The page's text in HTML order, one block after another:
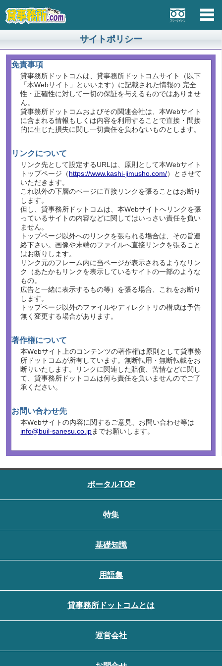
サイトポリシー
免責事項
貸事務所ドットコムは、貸事務所ドットコムサイト（以下
「本Webサイト」といいます）に記載された情報の 完全
性・正確性に対して一切の保証を与えるものではありませ
ん。
貸事務所ドットコムおよびその関連会社は、本Webサイト
に含まれる情報もしくは内容を利用することで直接・間接
的に生じた損失に関し一切責任を負わないものとします。
リンクについて
リンク先として設定するURLは、原則として本Webサイト
トップページ（https://www.kashi-jimusho.com/）とさせて
いただきます。
これ以外の下層のページに直接リンクを張ることはお断り
します。
但し、貸事務所ドットコムは、本Webサイトへリンクを張
っているサイトの内容などに関してはいっさい責任を負い
ません。
トップページ以外へのリンクを張られる場合は、その旨連
絡下さい。画像や末端のファイルへ直接リンクを張ること
はお断りします。
リンク元のフレーム内に当ページが表示されるようなリン
ク（あたかもリンクを表示しているサイトの一部のような
もの。
広告と一緒に表示するもの等）を張る場合、これをお断り
します。
トップページ以外のファイルやディレクトリの構成は予告
無く変更する場合があります。
著作権について
本Webサイト上のコンテンツの著作権は原則として貸事務
所ドットコムが所有しています。無断転用・無断転載をお
断りいたします。リンクに関連した賠償、苦情などに関し
て、貸事務所ドットコムは何ら責任を負いませんのでご了
承ください。
お問い合わせ先
本Webサイトの内容に関するご意見、お問い合わせ等は
info@buil-sanesu.co.jpまでお願いします。
ポータルTOP
特集
基礎知識
用語集
貸事務所ドットコムとは
運営会社